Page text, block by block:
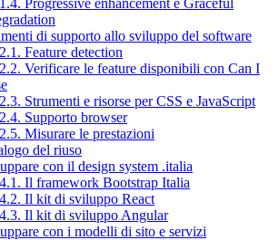
Progressive enhancement e Graceful
di supporto allo sviluppo del software
Feature detection
Verificare le feature disponibili con Can I
Strumenti e risorse per CSS e JavaScript
Supporto browser
Misurare le prestazioni
del riuso
con il design system .italia
Il framework Bootstrap Italia
Il kit di sviluppo React
Il kit di sviluppo Angular
con i modelli di sito e servizi